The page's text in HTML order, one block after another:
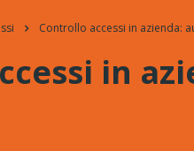
Controllo accessi in azienda:
in